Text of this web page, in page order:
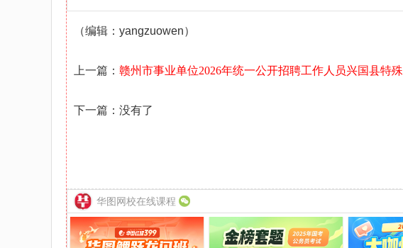
（编辑：yangzuowen）
上一篇： 赣州市事业单位2026年统一公开招聘工作人员兴国县特
下一篇：没有了
华图网校在线课程